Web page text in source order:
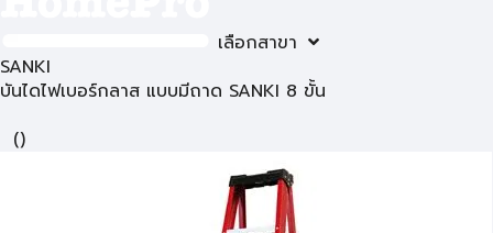
เลือกสาขา
SANKI
บันไดไฟเบอร์กลาส แบบมีถาด SANKI 8 ขั้น
()